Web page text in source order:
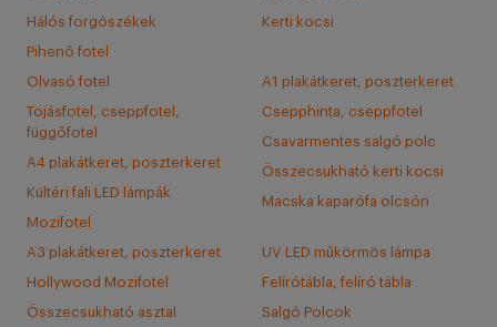
Hálós forgószékek
Pihenő fotel
Kerti kocsi
Olvasó fotel
Tojásfotel, cseppfotel,
függőfotel
A4 plakátkeret, poszterkeret
Kültéri fali LED lámpák
Mozifotel
A1 plakátkeret, poszterkeret
Csepphinta, cseppfotel
Csavarmentes salgó polc
Összecsukható kerti kocsi
Macska kaparófa olcsón
A3 plakátkeret, poszterkeret
Hollywood Mozifotel
Összecsukható asztal
UV LED műkörmös lámpa
Felírótábla, felíró tábla
Salgó Polcok